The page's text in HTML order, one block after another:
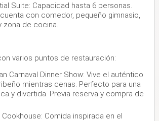
Suite: Capacidad hasta 6 personas.
con comedor, pequeño gimnasio,
zona de cocina.
varios puntos de restauración:
Carnaval Dinner Show: Vive el auténtico
mientras cenas. Perfecto para una
y divertida. Previa reserva y compra de
Comida inspirada en el